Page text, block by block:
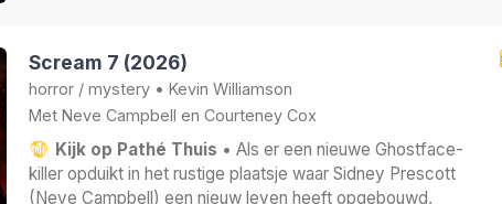
Scream 7 (2026)
horror / mystery • Kevin Williamson
Met Neve Campbell en Courteney Cox
Kijk op Pathé Thuis • Als er een nieuwe Ghostface-
killer opduikt in het rustige plaatsje waar Sidney Prescott
(Neve Campbell) een nieuw leven heeft opgebouwd,